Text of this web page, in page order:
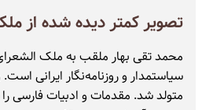
تصویر کمتر دیده شده از
محمد تقی بهار ملقب به ملک
متولد شد. مقدمات و ادبیات فارسی